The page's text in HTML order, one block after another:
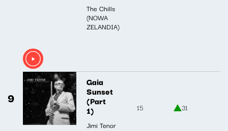
The Chills
(NOWA
ZELANDIA)
9
Gaia
Sunset
(Part
1)
Jimi Tenor
15 31